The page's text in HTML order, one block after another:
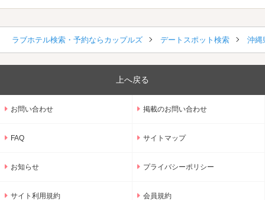
ラブホテル検索・予約ならカップルズ デートスポット検索 沖縄
上へ戻る
お問い合わせ 掲載のお問い合わせ
FAQ サイトマップ
お知らせ プライバシーポリシー
サイト利用規約 会員規約